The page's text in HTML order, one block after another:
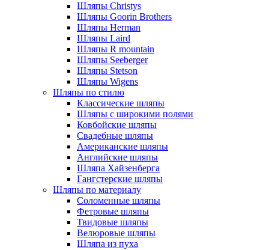
Шляпы Christys
Шляпы Goorin Brothers
Шляпы Herman
Шляпы Laird
Шляпы R mountain
Шляпы Seeberger
Шляпы Stetson
Шляпы Wigens
Шляпы по стилю
Классические шляпы
Шляпы с широкими полями
Ковбойские шляпы
Свадебные шляпы
Американские шляпы
Английские шляпы
Шляпа Хайзенберга
Гангстерские шляпы
Шляпы по материалу
Соломенные шляпы
Фетровые шляпы
Твидовые шляпы
Велюровые шляпы
Шляпа из пуха